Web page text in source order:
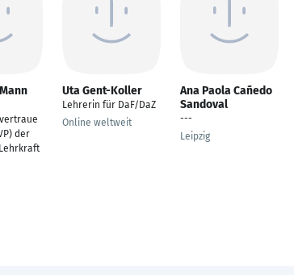
der
Uta Gent-Koller
Lehrerin für DaF/DaZ
Online weltweit
Ana Paola Cañedo
Sandoval
---
Leipzig